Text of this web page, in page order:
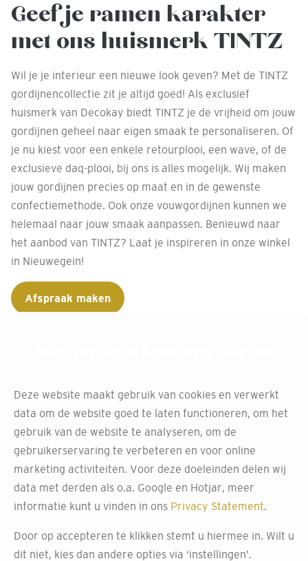
Geef je ramen karakter
met ons huismerk TINTZ
Wil je je interieur een nieuwe look geven? Met de TINTZ
gordijnencollectie zit je altijd goed! Als exclusief
huismerk van Decokay biedt TINTZ je de vrijheid om jouw
gordijnen geheel naar eigen smaak te personaliseren. Of
je nu kiest voor een enkele retourplooi, een wave, of de
exclusieve daq-plooi, bij ons is alles mogelijk. Wij maken
jouw gordijnen precies op maat en in de gewenste
confectiemethode. Ook onze vouwgordijnen kunnen we
helemaal naar jouw smaak aanpassen. Benieuwd naar
het aanbod van TINTZ? Laat je inspireren in onze winkel
in Nieuwegein!
Afspraak maken
gordijnen bij Decokay
Nieuwegein
Ontdek het gemak van de professionele inmeetservice bij
Decokay Nieuwegein voor altijd perfect passende
gordijnen en jaloezieën.
Onze experts komen persoonlijk bij je langs om de
afmetingen van je ramen nauwkeurig op te meten. Zo
Deze website maakt gebruik van cookies en verwerkt
data om de website goed te laten functioneren, om het
gebruik van de website te analyseren, om de
gebruikerservaring te verbeteren en voor online
marketing activiteiten. Voor deze doeleinden delen wij
data met derden als o.a. Google en Hotjar, meer
informatie kunt u vinden in ons Privacy Statement.
Door op accepteren te klikken stemt u hiermee in. Wilt u
dit niet, kies dan andere opties via ‘instellingen’.